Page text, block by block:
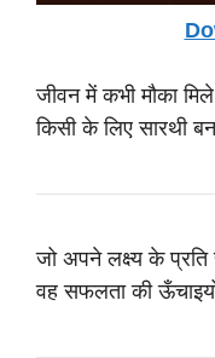
जीवन में कभी मौका
किसी के लिए सारथी
जो अपने लक्ष्य के प्रति
वह सफलता की